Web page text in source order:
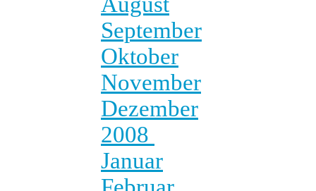
September
Oktober
November
Dezember
2008
Januar